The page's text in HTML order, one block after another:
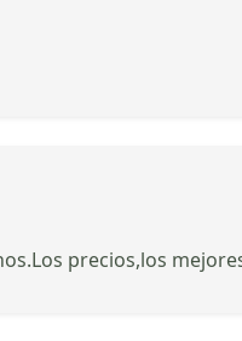
precios,los